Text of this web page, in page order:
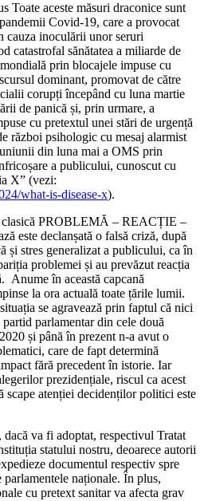
Toate aceste măsuri draconice sunt
Covid-19, care a provocat
cauza inoculării unor seruri
catastrofal sănătatea a miliarde de
prin blocajele impuse cu
dominant, promovat de către
corupți începând cu luna martie
de panică și, prin urmare, a
cu pretextul unei stări de urgență
război psihologic cu mesaj alarmist
din luna mai a OMS prin
a publicului, cunoscut cu
X” (vezi:
what-is-disease-x).
clasică PROBLEMĂ – REACȚIE –
este declanșată o falsă criză, după
și stres generalizat a publicului, ca în
problemei și au prevăzut reacția
Anume în această capcană
la ora actuală toate țările lumii.
se agravează prin faptul că nici
parlamentar din cele două
și până în prezent n-a avut o
care de fapt determină
fără precedent în istorie. Iar
prezidențiale, riscul ca acest
scape atenției decidenților politici este
dacă va fi adoptat, respectivul Tratat
statului nostru, deoarece autorii
documentul respectiv spre
parlamentele naționale. În plus,
cu pretext sanitar va afecta grav